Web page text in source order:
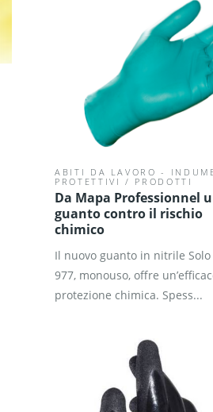
ABITI DA LAVORO -
PROTETTIVI / PRODOTTI
Da Mapa Professionnel
guanto contro il rischio
chimico
Il nuovo guanto in nitrile Solo
977, monouso, offre
protezione chimica. Spess...